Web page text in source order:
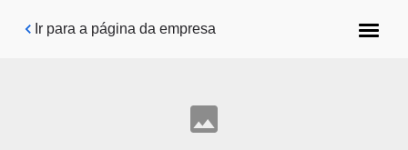
Pular para o conteúdo principal
Ir para a página da empresa